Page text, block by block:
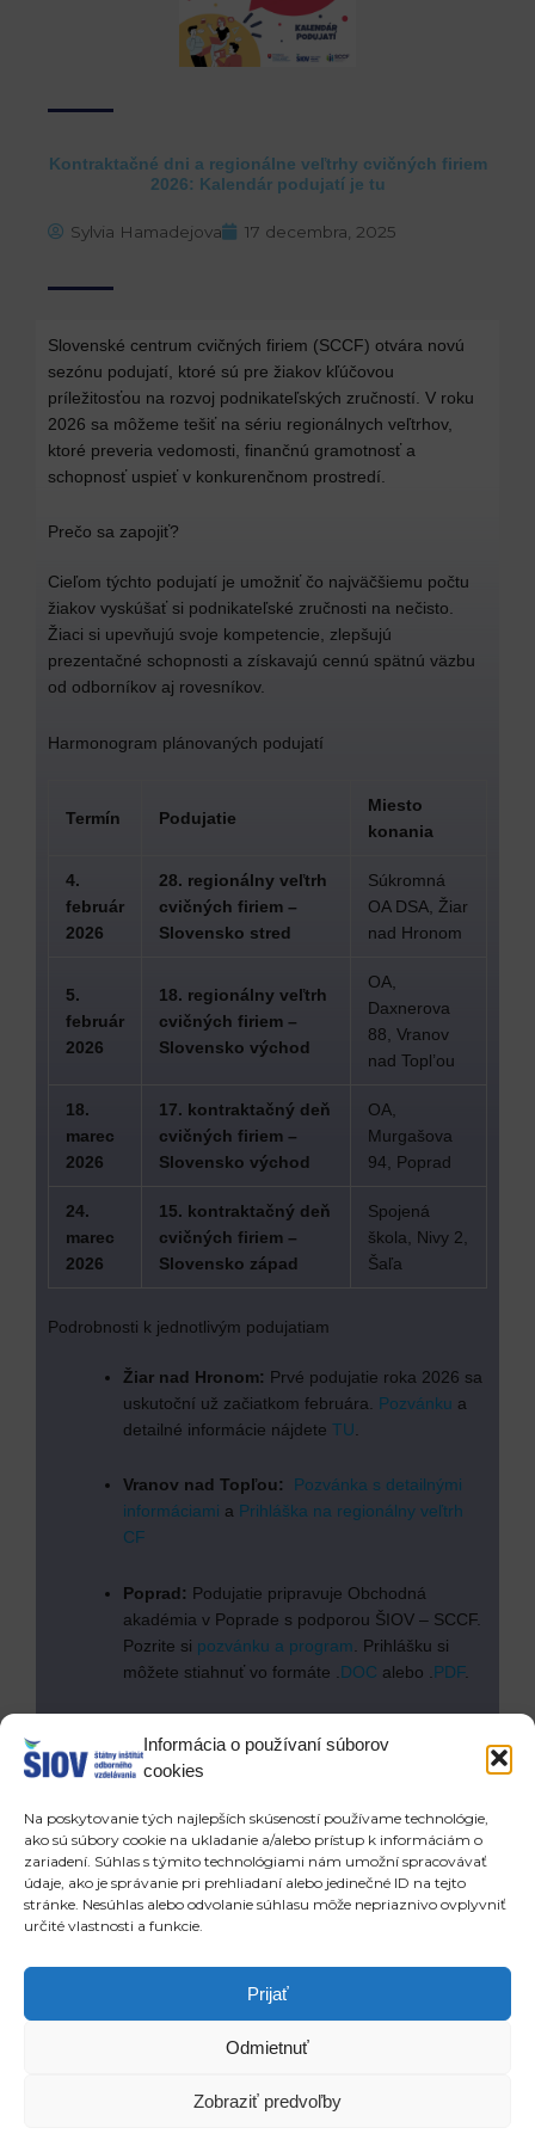
Informácia o používaní súborov
cookies
Na poskytovanie tých najlepších skúseností používame technológie,
ako sú súbory cookie na ukladanie a/alebo prístup k informáciám o
zariadení. Súhlas s týmito technológiami nám umožní spracovávať
údaje, ako je správanie pri prehliadaní alebo jedinečné ID na tejto
stránke. Nesúhlas alebo odvolanie súhlasu môže nepriaznivo ovplyvniť
určité vlastnosti a funkcie.
Prijať
Odmietnuť
Zobraziť predvoľby
Kontraktačné dni a regionálne veľtrhy cvičných firiem
2026: Kalendár podujatí je tu
Sylvia Hamadejova 17 decembra, 2025
Slovenské centrum cvičných firiem (SCCF) otvára novú
sezónu podujatí, ktoré sú pre žiakov kľúčovou
príležitosťou na rozvoj podnikateľských zručností. V roku
2026 sa môžeme tešiť na sériu regionálnych veľtrhov,
ktoré preveria vedomosti, finančnú gramotnosť a
schopnosť uspieť v konkurenčnom prostredí.
Prečo sa zapojiť?
Cieľom týchto podujatí je umožniť čo najväčšiemu počtu
žiakov vyskúšať si podnikateľské zručnosti na nečisto.
Žiaci si upevňujú svoje kompetencie, zlepšujú
prezentačné schopnosti a získavajú cennú spätnú väzbu
od odborníkov aj rovesníkov.
Harmonogram plánovaných podujatí
Termín Podujatie
Miesto
konania
4.
február
2026
28. regionálny veľtrh
cvičných firiem –
Slovensko stred
Súkromná
OA DSA, Žiar
nad Hronom
5.
február
2026
18. regionálny veľtrh
cvičných firiem –
Slovensko východ
OA,
Daxnerova
88, Vranov
nad Topl’ou
18.
marec
2026
17. kontraktačný deň
cvičných firiem –
Slovensko východ
OA,
Murgašova
94, Poprad
24.
marec
2026
15. kontraktačný deň
cvičných firiem –
Slovensko západ
Spojená
škola, Nivy 2,
Šaľa
Podrobnosti k jednotlivým podujatiam
Žiar nad Hronom: Prvé podujatie roka 2026 sa
uskutoční už začiatkom februára. Pozvánku a
detailné informácie nájdete TU
Vranov nad Topľou: Pozvánka s detailnými
informáciami a Prihláška na regionálny veľtrh
CF
Poprad: Podujatie pripravuje Obchodná
akadémia v Poprade s podporou ŠIOV – SCCF.
Pozrite si pozvánku a program . Prihlášku si
môžete stiahnuť vo formáte . DOC alebo . PDF.
škola v Šali v partnerstve s Nitrianskym
samosprávnym krajom a ŠIOV. Pozrite si
stiahnuť
TU
Tešíme sa na vašu účasť a kreatívne podnikateľské
nápady!
#10 Talentcentrum v Nitre: Ako na výber povolania? CAF tím odovzdal štafetu novým členom